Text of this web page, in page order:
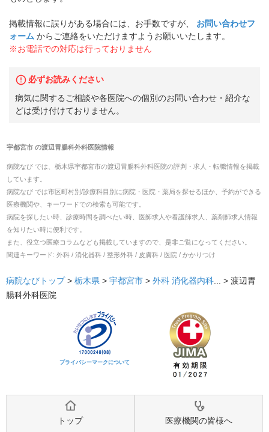
掲載情報に誤りがある場合には、お手数ですが、
お問い合わせフ
ォーム からご連絡をいただけますようお願いいたします。
※お電話での対応は行っておりません
必ずお読みください
病気に関するご相談や各医院への個別のお問い合わせ・紹介な
どは受け付けておりません。
宇都宮市の渡辺胃腸科外科医院情報
病院なび では、 栃木県宇都宮市の渡辺胃腸科外科医院の評判・求人・転職情報を掲載
しています。
病院なび では市区町村別/診療科目別に病院・医院・薬局を探せるほか、予約ができる
医療機関や、キーワードでの検索も可能です。
病院を探したい時、診療時間を調べたい時、医師求人や看護師求人、薬剤師求人情報
を知りたい時に便利です。
また、役立つ医療コラムなども掲載していますので、是非ご覧になってください。
関連キーワード: 外科 / 消化器科 / 整形外科 / 皮膚科 / 医院 / かかりつけ
病院なびトップ> 栃木県 > 宇都宮市 > 外科 消化器内科 ... > 渡辺胃
腸科外科医院
プライバシーマークについて
トップ 医療機関の皆様へ